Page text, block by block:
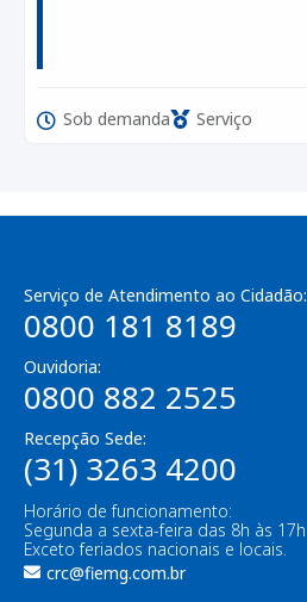
Sob demanda Serviço
Serviço de Atendimento ao Cidadão:
0800 181 8189
Ouvidoria:
0800 882 2525
Recepção Sede:
(31) 3263 4200
Horário de funcionamento:
Segunda a sexta-feira das 8h às 17h
Exceto feriados nacionais e locais.
crc@fiemg.com.br